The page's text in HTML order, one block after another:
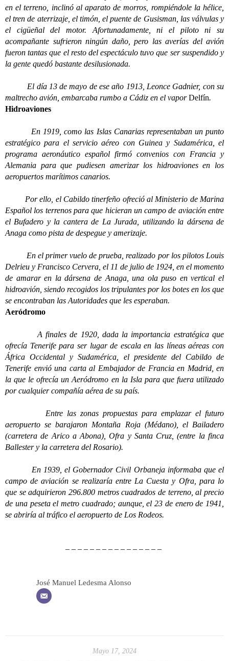
en el terreno, inclinó al aparato de morros, rompiéndole la hélice,
el tren de aterrizaje, el timón, el puente de Gusisman, las válvulas y
el cigüeñal del motor. Afortunadamente, ni el piloto ni su
acompañante sufrieron ningún daño, pero las averías del avión
fueron tantas que el resto del espectáculo tuvo que ser suspendido y
la gente quedó bastante desilusionada.
El día 13 de mayo de ese año 1913, Leonce Gadnier, con su
maltrecho avión, embarcaba rumbo a Cádiz en el vaporDelfín.
Hidroaviones
En 1919, como las Islas Canarias representaban un punto
estratégico para el servicio aéreo con Guinea y Sudamérica, el
programa aeronáutico español firmó convenios con Francia y
Alemania para que pudiesen amerizar los hidroaviones en los
aeropuertos marítimos canarios.
Por ello, el Cabildo tinerfeño ofreció al Ministerio de Marina
Español los terrenos para que hicieran un campo de aviación entre
el Bufadero y la cantera de La Jurada, utilizando la dársena de
Anaga como pista de despegue y amerizaje.
En el primer vuelo de prueba, realizado por los pilotos Louis
Delrieu y Francisco Cervera, el 11 de julio de 1924, en el momento
de amarar en la dársena de Anaga, una ola puso en vertical el
hidroavión, siendo recogidos los tripulantes por los botes en los que
se encontraban las Autoridades que les esperaban.
Aeródromo
A finales de 1920, dada la importancia estratégica que
ofrecía Tenerife para ser lugar de escala en las líneas aéreas con
África Occidental y Sudamérica, el presidente del Cabildo de
Tenerife envió una carta al Embajador de Francia en Madrid, en
la que le ofrecía un Aeródromo en la Isla para que fuera utilizado
por cualquier compañía aérea de su país.
Entre las zonas propuestas para emplazar el futuro
aeropuerto se barajaron Montaña Roja (Médano), el Bailadero
(carretera de Arico a Abona), Ofra y Santa Cruz, (entre la finca
Ballester y la carretera del Rosario).
En 1939, el Gobernador Civil Orbaneja informaba que el
campo de aviación se realizaría entre La Cuesta y Ofra, para lo
que se adquirieron 296.800 metros cuadrados de terreno, al precio
de una peseta el metro cuadrado; aunque, el 23 de enero de 1941,
se abriría al tráfico el aeropuerto de Los Rodeos.
– – – – – – – – – – – – – – – –
José Manuel Ledesma Alonso
Mayo 17, 2024